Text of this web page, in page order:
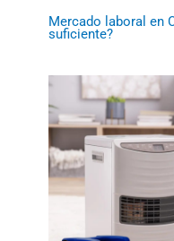
Mercado laboral en
suficiente?